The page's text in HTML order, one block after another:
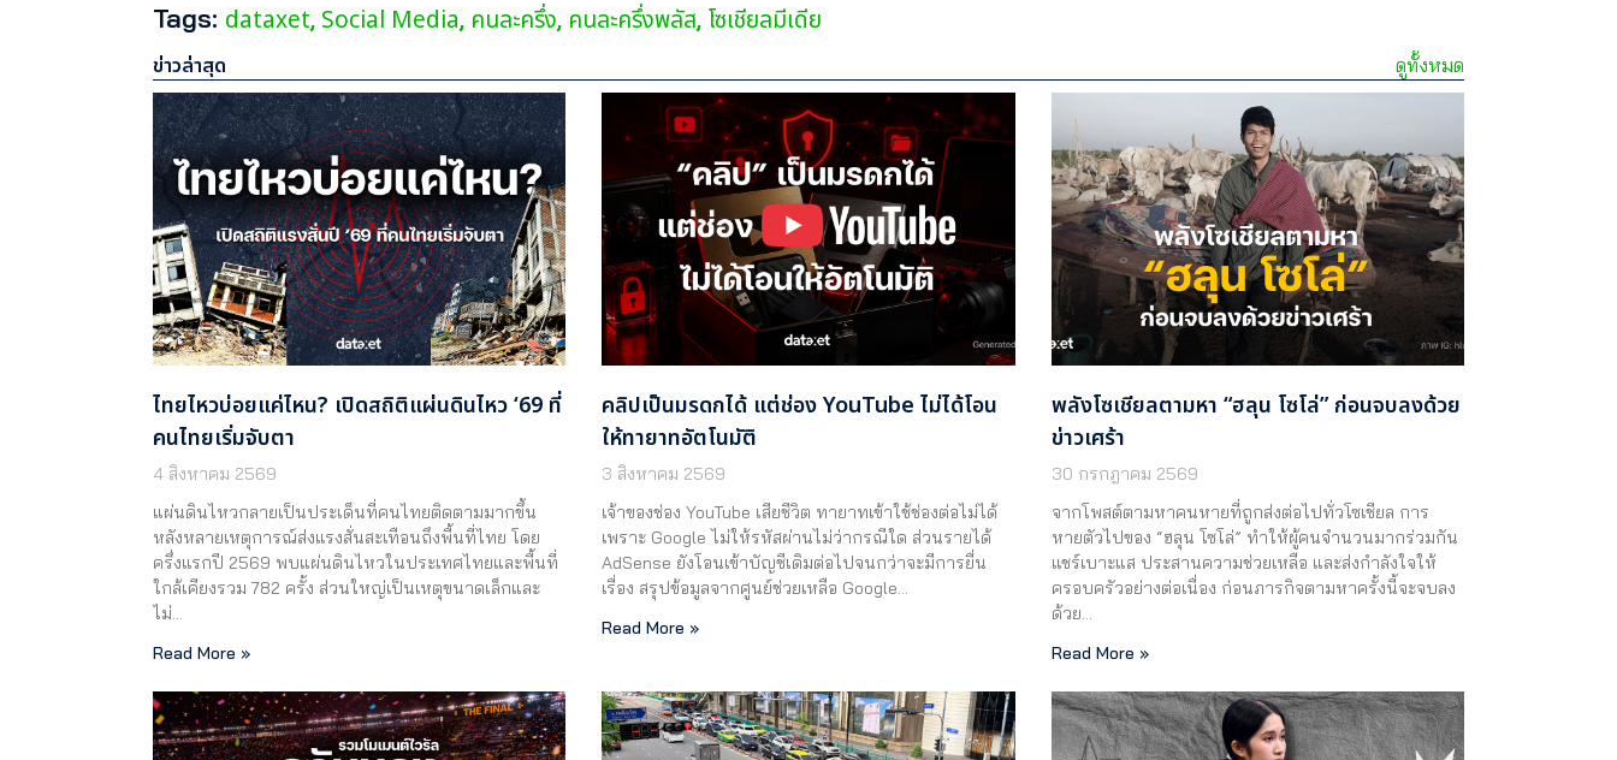
Tags: dataxet, Social Media, คนละครึ่ง, คนละครึ่งพลัส, โซเชียลมีเดีย
ข่าวล่าสุด ดูทั้งหมด
ไทยไหวบ่อยแค่ไหน? เปิดสถิติแผ่นดินไหว ‘69 ที่
คนไทยเริ่มจับตา
4 สิงหาคม 2569
แผ่นดินไหวกลายเป็นประเด็นที่คนไทยติดตามมากขึ้น
หลังหลายเหตุการณ์ส่งแรงสั่นสะเทือนถึงพื้นที่ไทย โดย
ครึ่งแรกปี 2569 พบแผ่นดินไหวในประเทศไทยและพื้นที่
ใกล้เคียงรวม 782 ครั้ง ส่วนใหญ่เป็นเหตุขนาดเล็กและ
ไม่…
Read More »
คลิปเป็นมรดกได้ แต่ช่อง YouTube ไม่ได้โอน
ให้ทายาทอัตโนมัติ
3 สิงหาคม 2569
เจ้าของช่อง YouTube เสียชีวิต ทายาทเข้าใช้ช่องต่อไม่ได้
เพราะ Google ไม่ให้รหัสผ่านไม่ว่ากรณีใด ส่วนรายได้
AdSense ยังโอนเข้าบัญชีเดิมต่อไปจนกว่าจะมีการยื่น
เรื่อง สรุปข้อมูลจากศูนย์ช่วยเหลือ Google…
Read More »
พลังโซเชียลตามหา “ฮลุน โซโล่” ก่อนจบลงด้วย
ข่าวเศร้า
30 กรกฎาคม 2569
จากโพสต์ตามหาคนหายที่ถูกส่งต่อไปทั่วโซเชียล การ
หายตัวไปของ “ฮลุน โซโล่” ทำให้ผู้คนจำนวนมากร่วมกัน
แชร์เบาะแส ประสานความช่วยเหลือ และส่งกำลังใจให้
ครอบครัวอย่างต่อเนื่อง ก่อนภารกิจตามหาครั้งนี้จะจบลง
ด้วย…
Read More »